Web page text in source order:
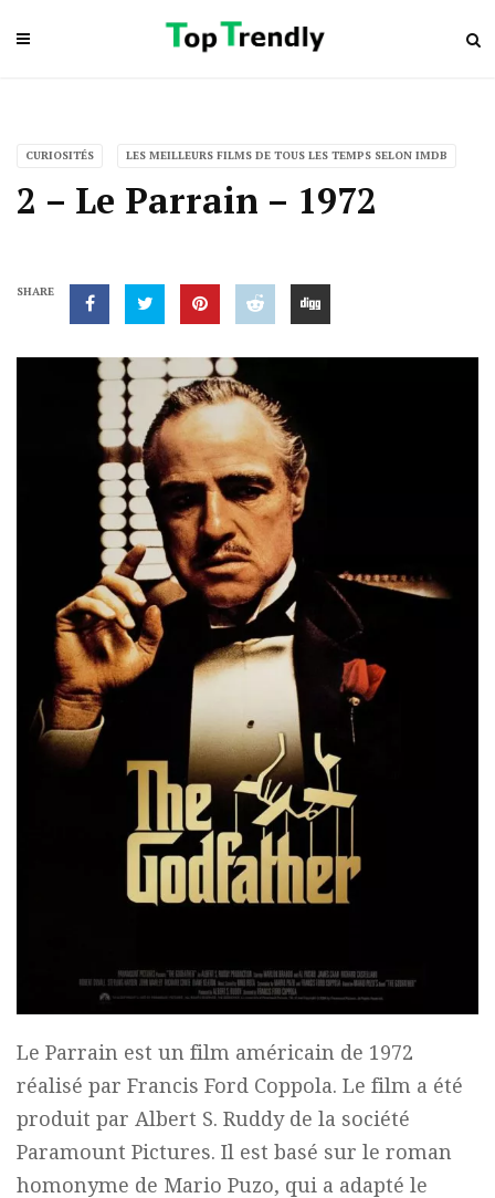
CURIOSITÉS LES MEILLEURS FILMS DE TOUS LES TEMPS SELON IMDB
2 – Le Parrain – 1972
SHARE
Le Parrain est un film américain de 1972
réalisé par Francis Ford Coppola. Le film a été
produit par Albert S. Ruddy de la société
Paramount Pictures. Il est basé sur le roman
homonyme de Mario Puzo, qui a adapté le